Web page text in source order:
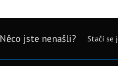
Něco jste nenašli? Stačí se